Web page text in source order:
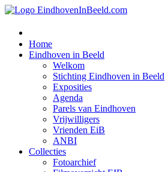
Home
Eindhoven in Beeld
Welkom
Stichting Eindhoven in Beeld
Exposities
Agenda
Parels van Eindhoven
Vrijwilligers
Vrienden EiB
ANBI
Collecties
Fotoarchief